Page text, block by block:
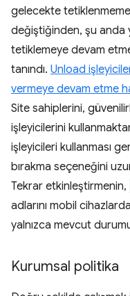
gelecekte
değiştiğinden, şu anda
tetiklemeye devam
tanındı. Unload
vermeye devam etme
Site sahiplerini,
işleyicilerini
işleyicileri kullanması
bırakma seçeneğini
Tekrar etkinleştirmenin,
adlarını mobil
yalnızca mevcut
Kurumsal politika